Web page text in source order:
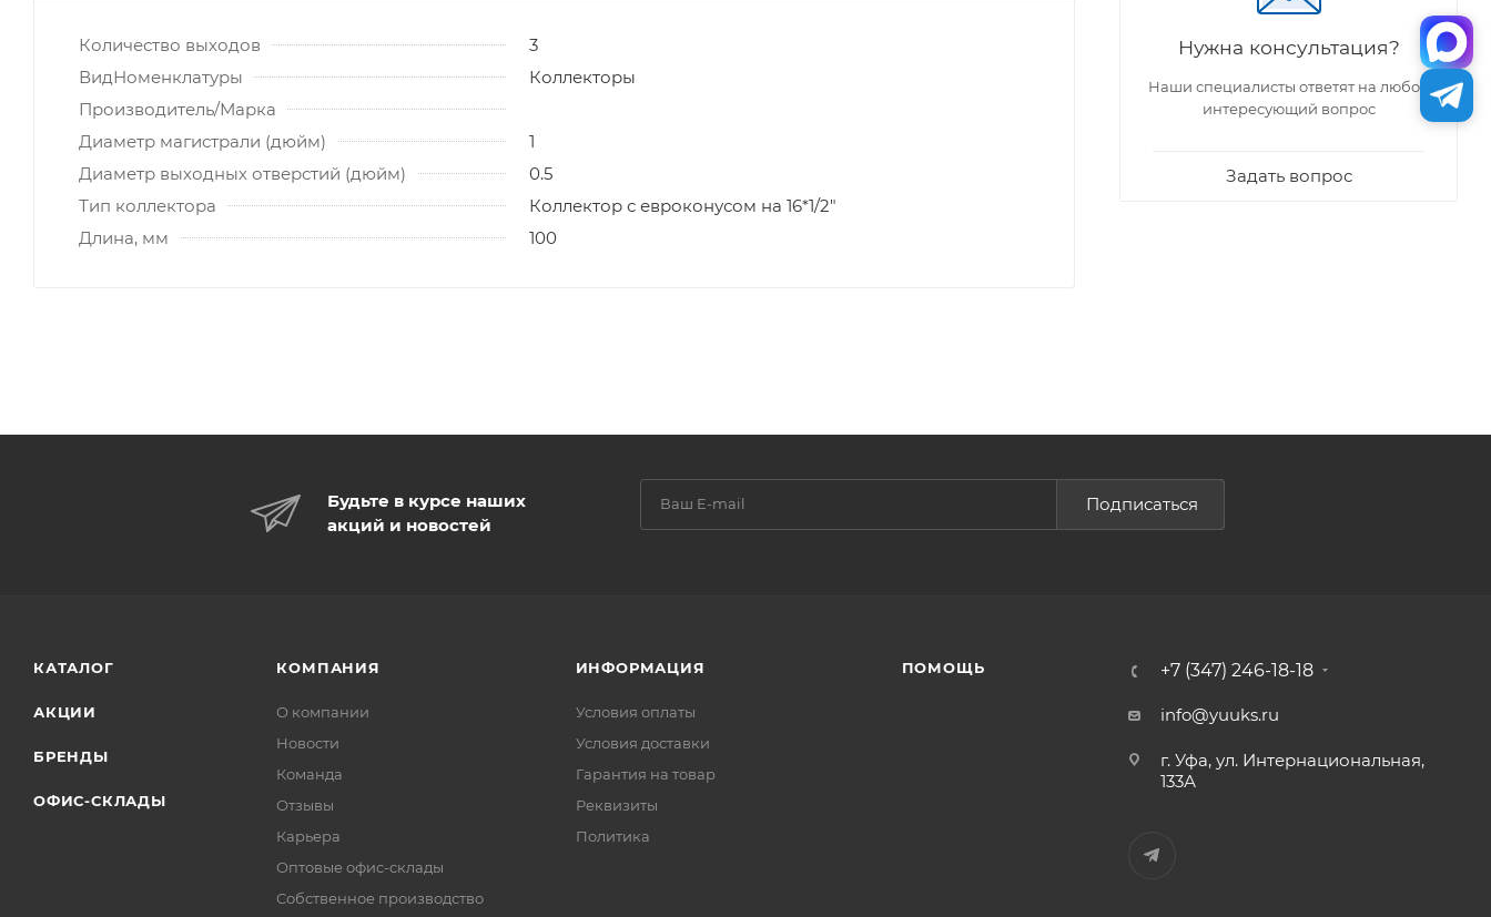
Количество выходов
3
ВидНоменклатуры
Коллекторы
Производитель/Марка
Диаметр магистрали (дюйм)
1
Диаметр выходных отверстий (дюйм)
0.5
Тип коллектора
Коллектор с евроконусом на 16*1/2"
Длина, мм
100
Нужна консультация?
Наши специалисты ответят на любой
интересующий вопрос
Задать вопрос
Будьте в курсе наших
акций и новостей
Подписаться
КАТАЛОГ
АКЦИИ
БРЕНДЫ
ОФИС-СКЛАДЫ
КОМПАНИЯ
О компании
Новости
Команда
Отзывы
Карьера
Оптовые офис-склады
Собственное производство
ИНФОРМАЦИЯ
Условия оплаты
Условия доставки
Гарантия на товар
Реквизиты
Политика
ПОМОЩЬ +7 (347) 246-18-18
info@yuuks.ru
г. Уфа, ул. Интернациональная,
133А